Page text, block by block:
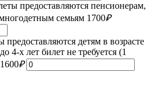
предоставляются пенсионерам,
семьям 1700₽
предоставляются детям в возрасте
4-х лет билет не требуется (1
1600₽